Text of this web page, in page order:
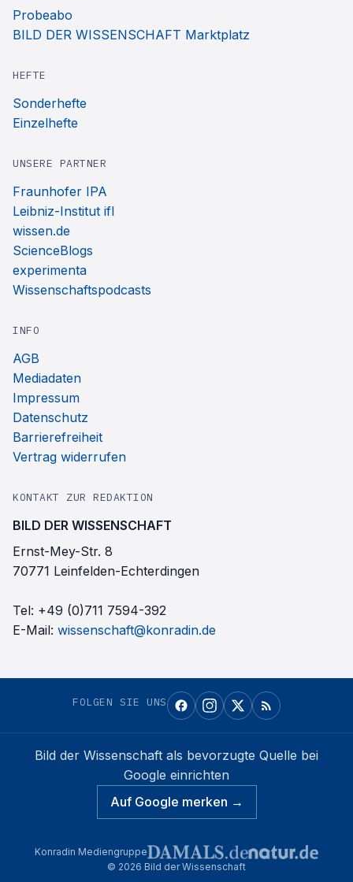
Probeabo
BILD DER WISSENSCHAFT Marktplatz
HEFTE
Sonderhefte
Einzelhefte
UNSERE PARTNER
Fraunhofer IPA
Leibniz-Institut ifl
wissen.de
ScienceBlogs
experimenta
Wissenschaftspodcasts
INFO
AGB
Mediadaten
Impressum
Datenschutz
Barrierefreiheit
Vertrag widerrufen
KONTAKT ZUR REDAKTION
BILD DER WISSENSCHAFT
Ernst-Mey-Str. 8
70771 Leinfelden-Echterdingen
Tel: +49 (0)711 7594-392
E-Mail: wissenschaft@konradin.de
FOLGEN SIE UNS
Bild der Wissenschaft als bevorzugte Quelle bei
Google einrichten
Auf Google merken →
Konradin Mediengruppe
© 2026 Bild der Wissenschaft